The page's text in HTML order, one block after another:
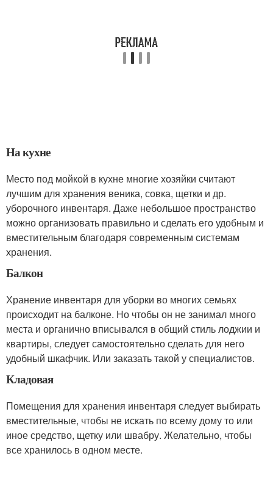
На кухне
Место под мойкой в кухне многие хозяйки считают
лучшим для хранения веника, совка, щетки и др.
уборочного инвентаря. Даже небольшое пространство
можно организовать правильно и сделать его удобным и
вместительным благодаря современным системам
хранения.
Балкон
Хранение инвентаря для уборки во многих семьях
происходит на балконе. Но чтобы он не занимал много
места и органично вписывался в общий стиль лоджии и
квартиры, следует самостоятельно сделать для него
удобный шкафчик. Или заказать такой у специалистов.
Кладовая
Помещения для хранения инвентаря следует выбирать
вместительные, чтобы не искать по всему дому то или
иное средство, щетку или швабру. Желательно, чтобы
все хранилось в одном месте.